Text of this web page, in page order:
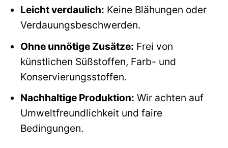
Leicht verdaulich: Keine Blähungen oder
Verdauungsbeschwerden.
Ohne unnötige Zusätze: Frei von
künstlichen Süßstoffen, Farb- und
Konservierungsstoffen.
Nachhaltige Produktion: Wir achten auf
Umweltfreundlichkeit und faire
Bedingungen.